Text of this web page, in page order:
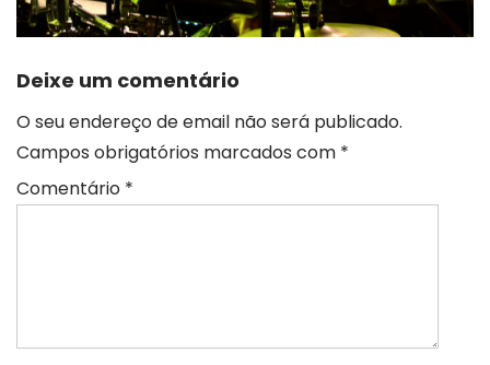
Deixe um comentário
O seu endereço de email não será publicado.
Campos obrigatórios marcados com *
Comentário *